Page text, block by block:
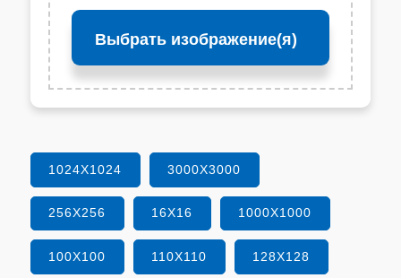
Выбрать изображение(я)
1024X1024 3000X3000
256X256 16X16 1000X1000
100X100 110X110 128X128